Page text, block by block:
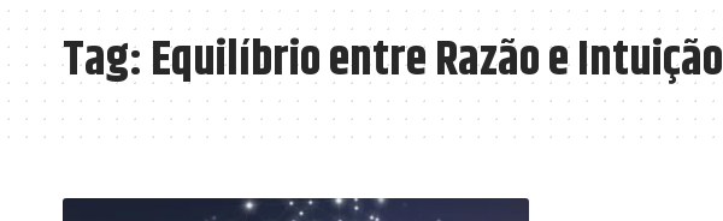
Tag:Equilíbrio entre Razão e Intuição